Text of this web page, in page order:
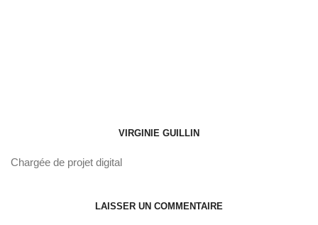
VIRGINIE GUILLIN
Chargée de projet digital
LAISSER UN COMMENTAIRE